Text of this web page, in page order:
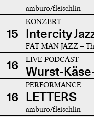
amburo/fleischlin
15
KONZERT
Intercity
FAT MAN JAZZ –
16 LIVE-PODCAST
Wurst-
16
PERFORMANCE
LETTERS
amburo/fleischlin